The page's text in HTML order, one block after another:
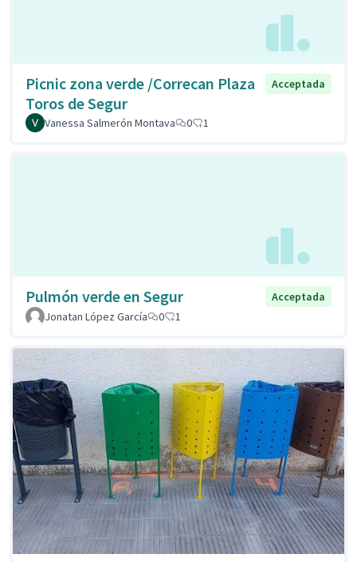
Picnic zona verde /Correcan Plaza
Toros de Segur
Acceptada
Vanessa Salmerón Montava 0 1
Pulmón verde en Segur
Acceptada
Jonatan López García
0 1